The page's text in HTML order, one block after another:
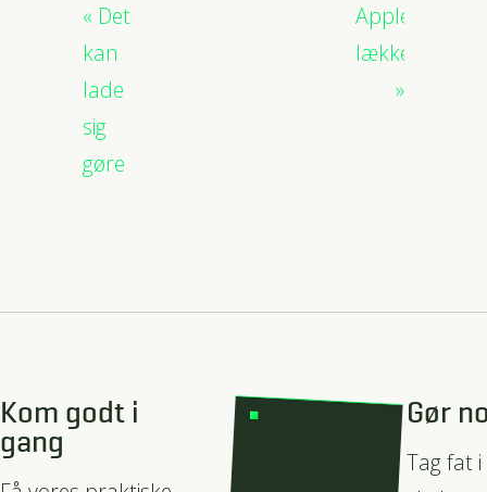
Det
kan
lade
sig
gøre
Apple-
lækkerhed
Kom godt i
gang
Gør
Tag fat